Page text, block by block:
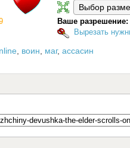
воин маг, ассасин
Ваше разрешение:
Вырезать